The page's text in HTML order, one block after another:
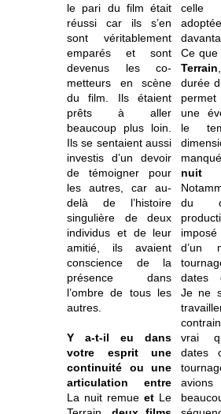
le pari du film était
réussi car ils s’en
sont véritablement
emparés et sont
devenus les co-
metteurs en scène
du film. Ils étaient
prêts à aller
beaucoup plus loin.
Ils se sentaient aussi
investis d’un devoir
de témoigner pour
les autres, car au-
delà de l’histoire
singulière de deux
individus et de leur
amitié, ils avaient
conscience de la
présence dans
l’ombre de tous les
autres.
Y a-t-il eu dans
votre esprit une
continuité ou une
articulation entre
La nuit remue et Le
celle
Ce que
Terrain
durée
une
le
nuit
du
d’un
dates
Je ne
vrai
dates
avions